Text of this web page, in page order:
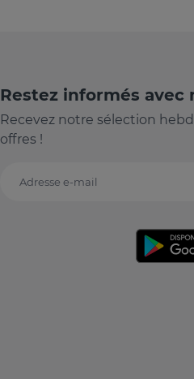
Restez informés
Recevez notre sélection
offres !
Adresse e-mail